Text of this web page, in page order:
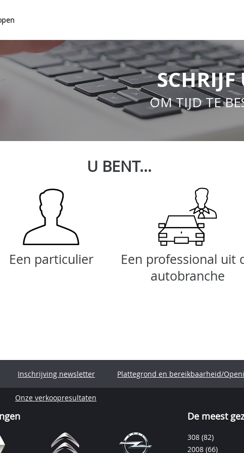
OM TIJD TE
U BENT...
Een particulier
Een professional uit
autobranche
Inschrijving newsletter Plattegrond en bereikbaarheid/
Onze verkoopresultaten
De meest
308 (82)
2008 (66)